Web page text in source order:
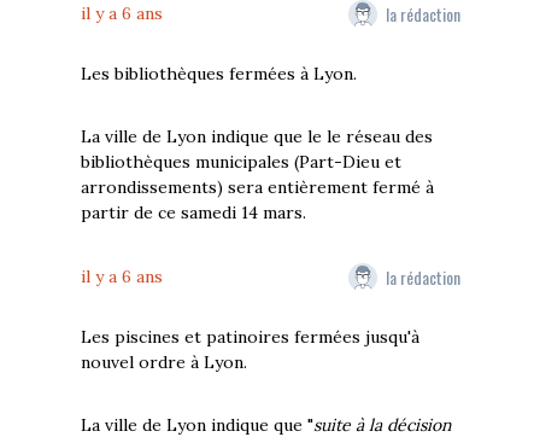
il y a 6 ans la rédaction
Les bibliothèques fermées à Lyon.
La ville de Lyon indique que le le réseau des
bibliothèques municipales (Part-Dieu et
arrondissements) sera entièrement fermé à
partir de ce samedi 14 mars.
il y a 6 ans la rédaction
Les piscines et patinoires fermées jusqu'à
nouvel ordre à Lyon.
La ville de Lyon indique que "suite à la décision